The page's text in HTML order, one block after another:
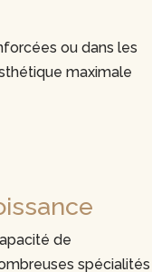
ou dans les
maximale
de
spécialités